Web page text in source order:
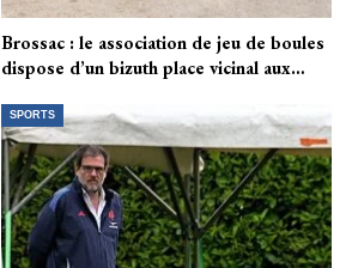
Brossac : le association de jeu de boules
dispose d’un bizuth place vicinal aux…
SPORTS